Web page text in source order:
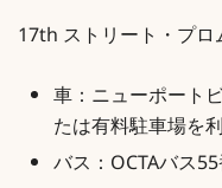
17th ストリート・プ
車：ニューポート
たは有料駐車場を利
バス：OCTAバス